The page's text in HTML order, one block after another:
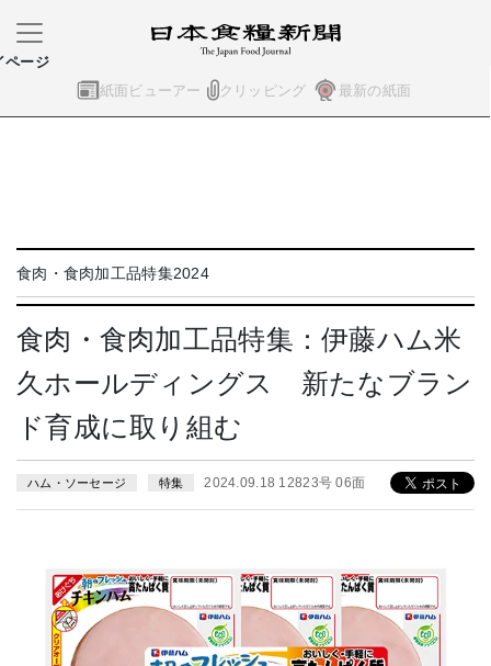
紙面ビューアー クリッピング 最新の紙面
ページ
食肉・食肉加工品特集2024
食肉・食肉加工品特集：伊藤ハム米
久ホールディングス 新たなブラン
ド育成に取り組む
ハム・ソーセージ 特集 2024.09.18 12823号 06面